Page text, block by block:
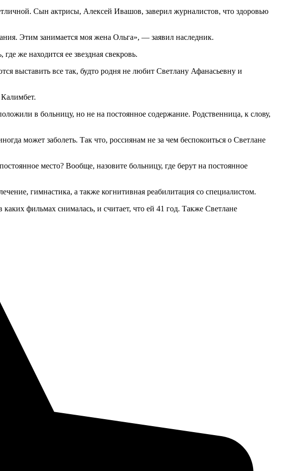
Сын актрисы, Алексей Ивашов, заверил журналистов, что здоровью
Этим занимается моя жена Ольга», — заявил наследник.
же находится ее звездная свекровь.
выставить все так, будто родня не любит Светлану Афанасьевну и
в больницу, но не на постоянное содержание. Родственница, к слову,
может заболеть. Так что, россиянам не за чем беспокоиться о Светлане
место? Вообще, назовите больницу, где берут на постоянное
гимнастика, а также когнитивная реабилитация со специалистом.
фильмах снималась, и считает, что ей 41 год. Также Светлане